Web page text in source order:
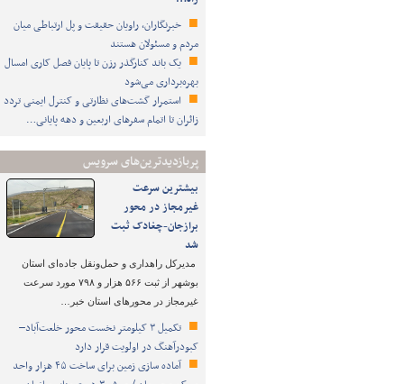
خبرنگاران، راویان حقیقت و پل ارتباطی میان
مردم و مسئولان هستند
یک باند کنارگذر رزن تا پایان فصل کاری امسال
بهره‌برداری می‌شود
استمرار گشت‌های نظارتی و کنترل ایمنی تردد
زائران تا اتمام سفرهای اربعین و دهه پایانی…
پربازدیدترین‌های سرویس
بیشترین سرعت
غیرمجاز در محور
برازجان-چغادک ثبت
شد
مدیرکل راهداری و حمل‌ونقل جاده‌ای استان
بوشهر از ثبت ۵۶۶ هزار و ۷۹۸ مورد سرعت
غیرمجاز در محورهای استان خبر…
تکمیل ۳ کیلومتر نخست محور خلعت‌آباد–
کبودرآهنگ در اولویت قرار دارد
آماده سازی زمین برای ساخت ۴۵ هزار واحد